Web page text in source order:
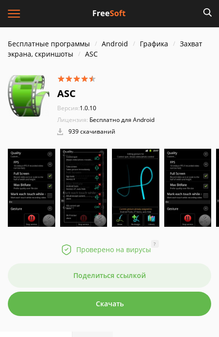
Бесплатные программы Android Графика
Захват
экрана, скриншоты
ASC
ASC
Версия:1.0.10
Лицензия: Бесплатно для Android
939 скачиваний
Проверено на вирусы
?
Поделиться ссылкой
Скачать